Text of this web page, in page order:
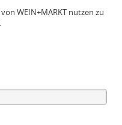
WEIN+MARKT nutzen zu